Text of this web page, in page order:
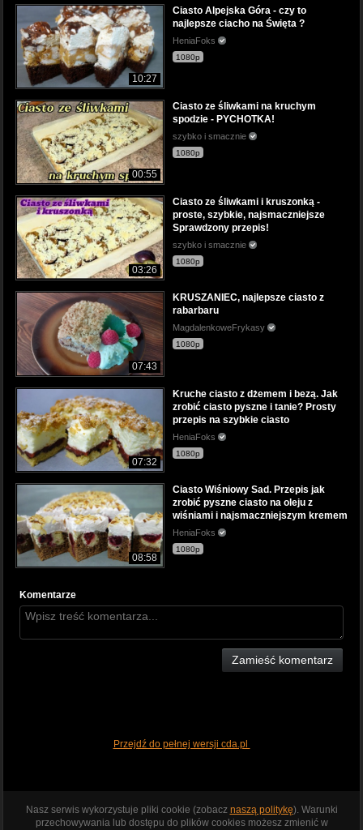
10:27
Ciasto Alpejska Góra - czy to
najlepsze ciacho na Święta ?
HeniaFoks
1080p
00:55
Ciasto ze śliwkami na kruchym
spodzie - PYCHOTKA!
szybko i smacznie
1080p
03:26
Ciasto ze śliwkami i kruszonką -
proste, szybkie, najsmaczniejsze
Sprawdzony przepis!
szybko i smacznie
1080p
07:43
KRUSZANIEC, najlepsze ciasto z
rabarbaru
MagdalenkoweFrykasy
1080p
07:32
Kruche ciasto z dżemem i bezą. Jak
zrobić ciasto pyszne i tanie? Prosty
przepis na szybkie ciasto
HeniaFoks
1080p
08:58
Ciasto Wiśniowy Sad. Przepis jak
zrobić pyszne ciasto na oleju z
wiśniami i najsmaczniejszym kremem
HeniaFoks
1080p
Komentarze
Zamieść komentarz
Przejdź do pełnej wersji cda.pl
Nasz serwis wykorzystuje pliki cookie (zobacz naszą politykę). Warunki
przechowywania lub dostępu do plików cookies możesz zmienić w